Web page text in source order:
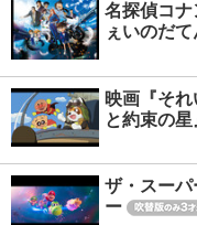
名探偵コナ
ぇいのだて
映画『そ
と約束の星
ザ・スー
ー